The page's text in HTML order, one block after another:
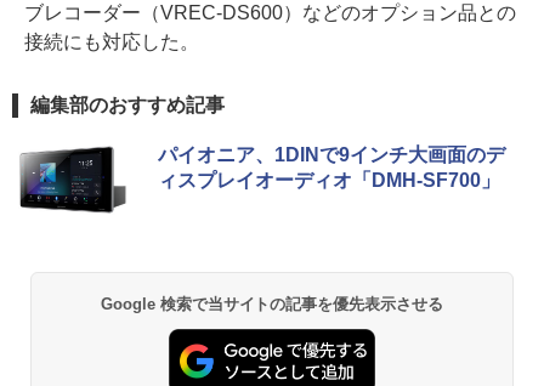
ブレコーダー（VREC-DS600）などのオプション品との
接続にも対応した。
編集部のおすすめ記事
パイオニア、1DINで9インチ大画面のデ
ィスプレイオーディオ「DMH-SF700」
Google 検索で当サイトの記事を優先表示させる